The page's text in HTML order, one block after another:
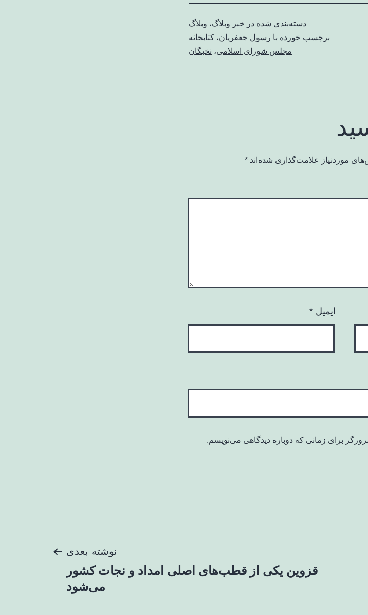
دسته‌بندی شده در خبر وبلاگ، وبلاگ
برچسب خورده با رسول جعفریان، کتابخانه
مجلس شورای اسلامی، نخبگان
موردنیاز علامت‌گذاری شده‌اند *
ایمیل *
برای زمانی که دوباره دیدگاهی می‌نویسم.
نوشته بعدی
قزوین یکی از قطب‌های اصلی امداد و نجات کشور
می‌شود